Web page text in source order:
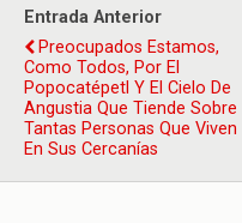
Entrada Anterior
Preocupados Estamos,
Como Todos, Por El
Popocatépetl Y El Cielo De
Angustia Que Tiende Sobre
Tantas Personas Que Viven
En Sus Cercanías